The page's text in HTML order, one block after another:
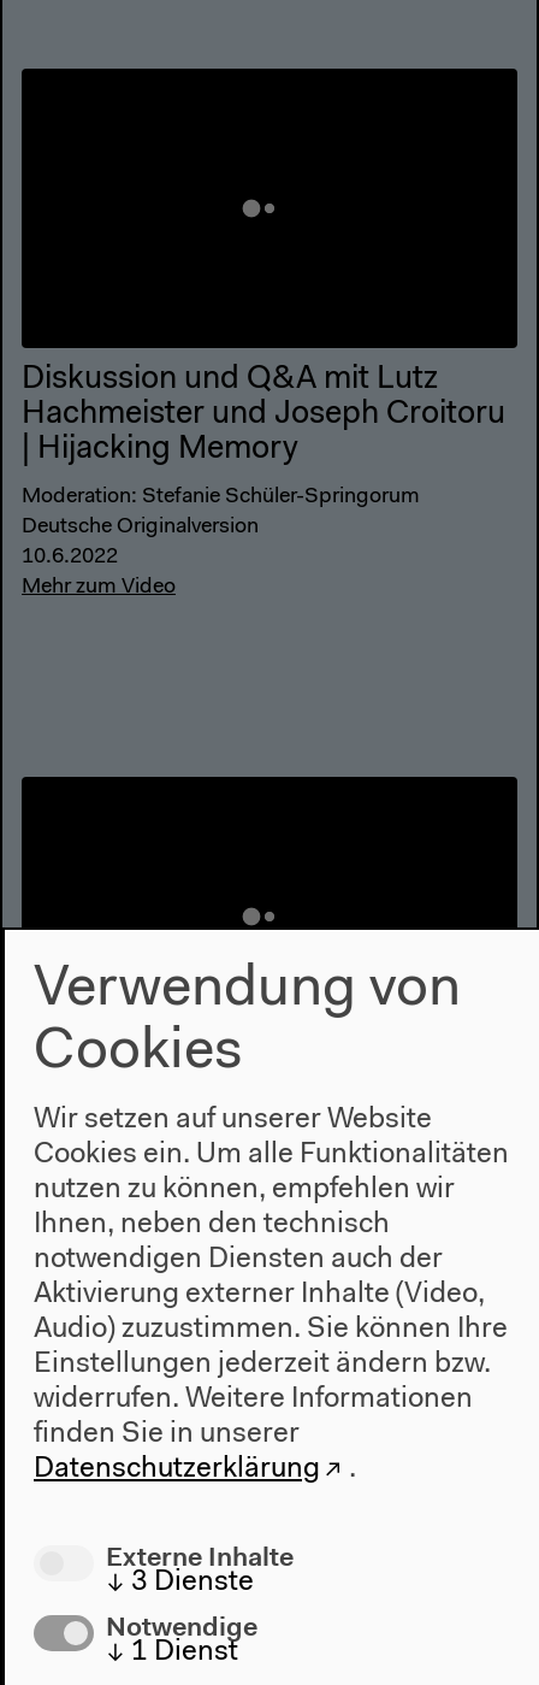
Diskussion und Q&A mit Lutz
Hachmeister und Joseph Croitoru
| Hijacking Memory
Moderation: Stefanie Schüler-Springorum
Deutsche Originalversion
10.6.2022
Mehr zum Video
Holocaust, Jüdinnen und Juden
und Israel spricht – und schweigt
Deutsche Originalversion
Vortrag, 10.6.2022
Mehr zum Video
Verwendung von
Cookies
Wir setzen auf unserer Website
Cookies ein. Um alle Funktionalitäten
nutzen zu können, empfehlen wir
Ihnen, neben den technisch
notwendigen Diensten auch der
Aktivierung externer Inhalte (Video,
Audio) zuzustimmen. Sie können Ihre
Einstellungen jederzeit ändern bzw.
widerrufen. Weitere Informationen
finden Sie in unserer
Datenschutzerklärung
.
Externe Inhalte
↓ 3 Dienste
Notwendige
↓ 1 Dienst